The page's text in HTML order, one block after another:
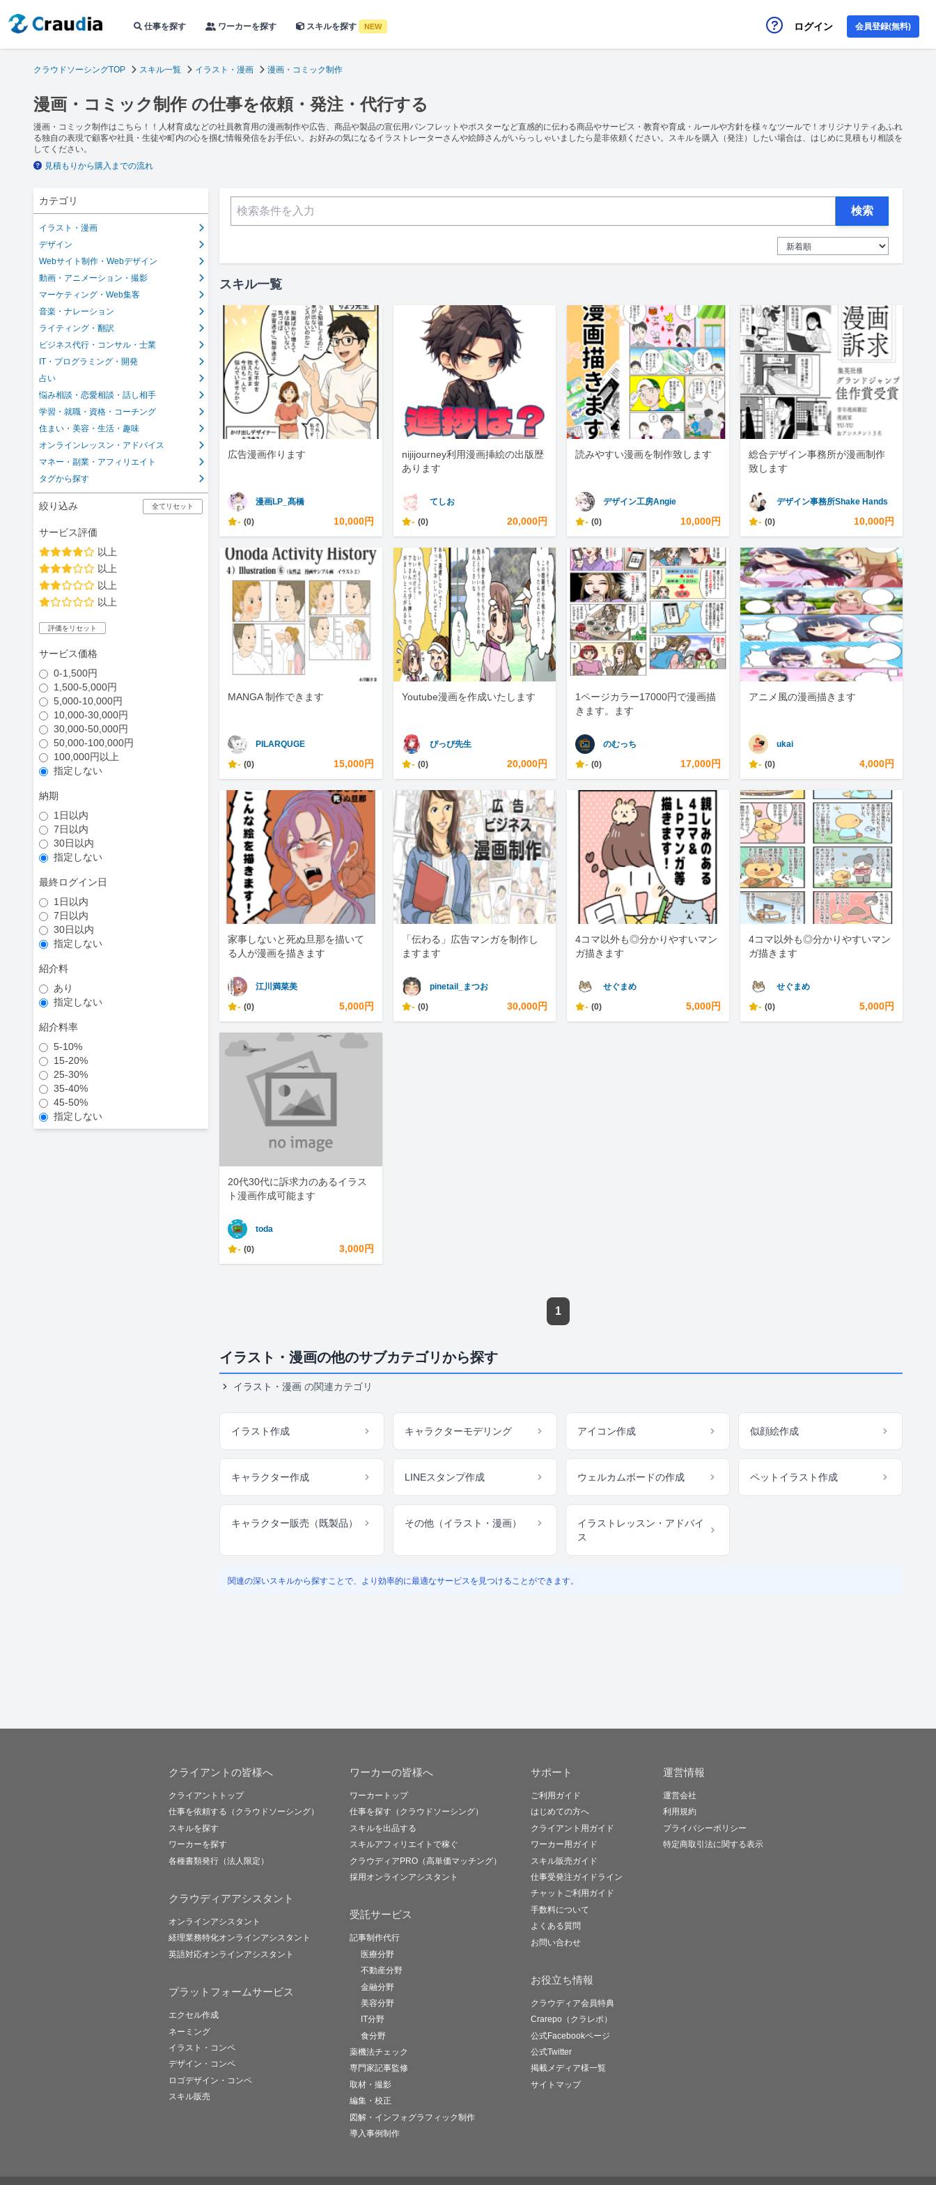
仕事を探す ワーカーを探す スキルを探す NEW ログイン 会員登録(無料)
クラウドソーシングTOP スキル一覧 イラスト・漫画 漫画・コミック制作
漫画・コミック制作 の仕事を依頼・発注・代行する
漫画・コミック制作はこちら！！人材育成などの社員教育用の漫画制作や広告、商品や製品の宣伝用パンフレットやポスターなど直感的に伝わる商品やサービス・教育や育成・ルールや方針を様々なツールで！オリジナリティあふれ
る独自の表現で顧客や社員・生徒や町内の心を掴む情報発信をお手伝い。お好みの気になるイラストレーターさんや絵師さんがいらっしゃいましたら是非依頼ください。スキルを購入（発注）したい場合は、はじめに見積もり相談を
してください。
見積もりから購入までの流れ
カテゴリ
イラスト・漫画
デザイン
Webサイト制作・Webデザイン
動画・アニメーション・撮影
マーケティング・Web集客
音楽・ナレーション
ライティング・翻訳
ビジネス代行・コンサル・士業
IT・プログラミング・開発
占い
悩み相談・恋愛相談・話し相手
学習・就職・資格・コーチング
住まい・美容・生活・趣味
オンラインレッスン・アドバイス
マネー・副業・アフィリエイト
タグから探す
絞り込み 全てリセット
サービス評価
以上
以上
以上
以上
評価をリセット
サービス価格
0-1,500円
1,500-5,000円
5,000-10,000円
10,000-30,000円
30,000-50,000円
50,000-100,000円
100,000円以上
指定しない
納期
1日以内
7日以内
30日以内
指定しない
最終ログイン日
1日以内
7日以内
30日以内
指定しない
紹介料
あり
指定しない
紹介料率
5-10%
15-20%
25-30%
35-40%
45-50%
指定しない
検索
スキル一覧
広告漫画作ります
漫画LP_髙橋
- (0) 10,000円
nijijourney利用漫画挿絵の出版歴
あります
てしお
- (0) 20,000円
読みやすい漫画を制作致します
デザイン工房Angie
- (0) 10,000円
総合デザイン事務所が漫画制作
致します
デザイン事務所Shake Hands
- (0) 10,000円
MANGA 制作できます
PILARQUGE
- (0) 15,000円
Youtube漫画を作成いたします
ぴっぴ先生
- (0) 20,000円
1ページカラー17000円で漫画描
きます。ます
のむっち
- (0) 17,000円
アニメ風の漫画描きます
ukai
- (0) 4,000円
家事しないと死ぬ旦那を描いて
る人が漫画を描きます
江川満菜美
- (0) 5,000円
「伝わる」広告マンガを制作し
ますます
pinetail_まつお
- (0) 30,000円
4コマ以外も◎分かりやすいマン
ガ描きます
せぐまめ
- (0) 5,000円
4コマ以外も◎分かりやすいマン
ガ描きます
せぐまめ
- (0) 5,000円
20代30代に訴求力のあるイラス
ト漫画作成可能ます
toda
- (0) 3,000円
1
イラスト・漫画の他のサブカテゴリから探す
イラスト・漫画 の関連カテゴリ
イラスト作成 キャラクターモデリング アイコン作成 似顔絵作成
キャラクター作成 LINEスタンプ作成 ウェルカムボードの作成 ペットイラスト作成
キャラクター販売（既製品） その他（イラスト・漫画）
イラストレッスン・アドバイ
ス
関連の深いスキルから探すことで、より効率的に最適なサービスを見つけることができます。
クライアントの皆様へ
クライアントトップ
仕事を依頼する（クラウドソーシング）
スキルを探す
ワーカーを探す
各種書類発行（法人限定）
クラウディアアシスタント
オンラインアシスタント
経理業務特化オンラインアシスタント
英語対応オンラインアシスタント
プラットフォームサービス
エクセル作成
ネーミング
イラスト・コンペ
デザイン・コンペ
ロゴデザイン・コンペ
スキル販売
ワーカーの皆様へ
ワーカートップ
仕事を探す（クラウドソーシング）
スキルを出品する
スキルアフィリエイトで稼ぐ
クラウディアPRO（高単価マッチング）
採用オンラインアシスタント
受託サービス
記事制作代行
医療分野
不動産分野
金融分野
美容分野
IT分野
食分野
薬機法チェック
専門家記事監修
取材・撮影
編集・校正
図解・インフォグラフィック制作
導入事例制作
サポート
ご利用ガイド
はじめての方へ
クライアント用ガイド
ワーカー用ガイド
スキル販売ガイド
仕事受発注ガイドライン
チャットご利用ガイド
手数料について
よくある質問
お問い合わせ
お役立ち情報
クラウディア会員特典
Crarepo（クラレポ）
公式Facebookページ
公式Twitter
掲載メディア様一覧
サイトマップ
運営情報
運営会社
利用規約
プライバシーポリシー
特定商取引法に関する表示